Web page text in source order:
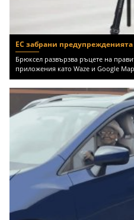
ЕС забрани предупрежденията
Брюксел развързва ръцете на
приложения като Waze и Google